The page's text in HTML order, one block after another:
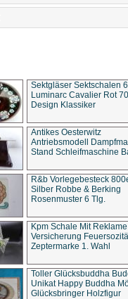
Sektgläser Sektschalen
Luminarc Cavalier Rot
Design Klassiker
Antikes Oesterwitz
Antriebsmodell
Stand Schleifmaschine
R&b Vorlegebesteck
Silber Robbe & Berking
Rosenmuster 6 Tlg.
Kpm Schale Mit Reklame
Versicherung
Zeptermarke 1. Wahl
Toller Glücksbuddha
Unikat Happy Buddha
Glücksbringer Holzfigur